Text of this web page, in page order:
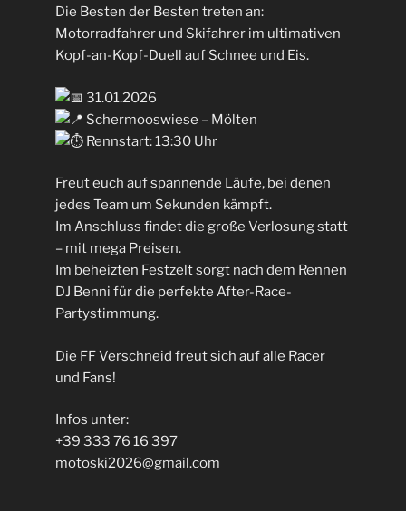
Die Besten der Besten treten an:
Motorradfahrer und Skifahrer im ultimativen
Kopf-an-Kopf-Duell auf Schnee und Eis.
31.01.2026
Schermooswiese – Mölten
Rennstart: 13:30 Uhr
Freut euch auf spannende Läufe, bei denen
jedes Team um Sekunden kämpft.
Im Anschluss findet die große Verlosung statt
– mit mega Preisen.
Im beheizten Festzelt sorgt nach dem Rennen
DJ Benni für die perfekte After-Race-
Partystimmung.
Die FF Verschneid freut sich auf alle Racer
und Fans!
Infos unter:
+39 333 76 16 397
motoski2026@gmail.com